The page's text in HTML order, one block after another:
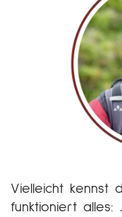
Vielleicht kennst
funktioniert alles: